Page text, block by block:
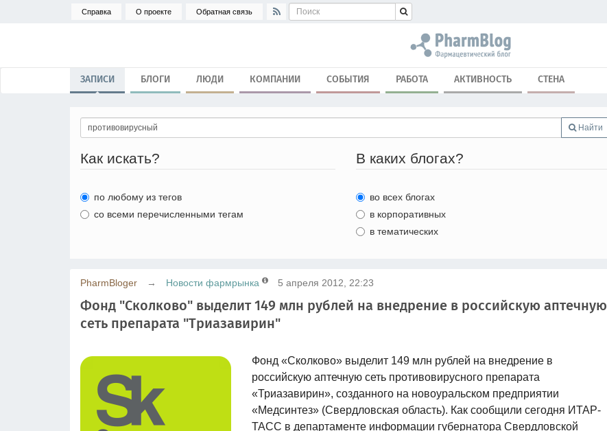
Справка О проекте Обратная связь
ЗАПИСИ БЛОГИ ЛЮДИ КОМПАНИИ СОБЫТИЯ РАБОТА АКТИВНОСТЬ СТЕНА
Найти
Как искать?
по любому из тегов
со всеми перечисленными тегам
В каких блогах?
во всех блогах
в корпоративных
в тематических
PharmBloger → Новости фармрынка 5 апреля 2012, 22:23
Фонд "Сколково" выделит 149 млн рублей на внедрение в российскую аптечную
сеть препарата "Триазавирин"
Фонд «Сколково» выделит 149 млн рублей на внедрение в
российскую аптечную сеть противовирусного препарата
«Триазавирин», созданного на новоуральском предприятии
«Медсинтез» (Свердловская область). Как сообщили сегодня ИТАР-
ТАСС в департаменте информации губернатора Свердловской